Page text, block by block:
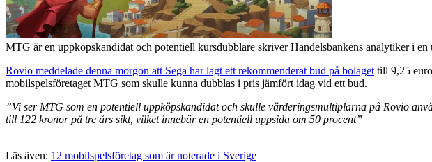
MTG är en uppköpskandidat och potentiell kursdubblare skriver Handelsbankens analytiker i en
Rovio meddelade denna morgon att Sega har lagt ett rekommenderat bud på bolaget till 9,25
mobilspelsföretaget MTG som skulle kunna dubblas i pris jämfört idag vid ett bud.
”Vi ser MTG som en potentiell uppköpskandidat och skulle värderingsmultiplarna på Rovio
till 122 kronor på tre års sikt, vilket innebär en potentiell uppsida om 50 procent”
Läs även: 12 mobilspelsföretag som är noterade i Sverige